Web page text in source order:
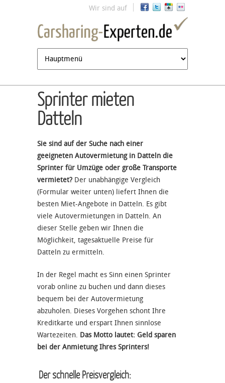
Jump to navigation
Wir sind auf
Sprinter mieten
Datteln
Sie sind auf der Suche nach einer
geeigneten Autovermietung in Datteln die
Sprinter für Umzüge oder große Transporte
vermietet? Der unabhängige Vergleich
(Formular weiter unten) liefert Ihnen die
besten Miet-Angebote in Datteln. Es gibt
viele Autovermietungen in Datteln. An
dieser Stelle geben wir Ihnen die
Möglichkeit, tagesaktuelle Preise für
Datteln zu ermitteln.
In der Regel macht es Sinn einen Sprinter
vorab online zu buchen und dann dieses
bequem bei der Autovermietung
abzuholen. Dieses Vorgehen schont Ihre
Kreditkarte und erspart Ihnen sinnlose
Wartezeiten. Das Motto lautet: Geld sparen
bei der Anmietung Ihres Sprinters!
Der schnelle Preisvergleich: